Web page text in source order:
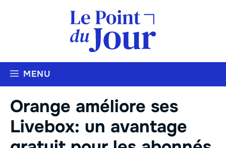
MENU
Orange améliore ses
Livebox: un avantage